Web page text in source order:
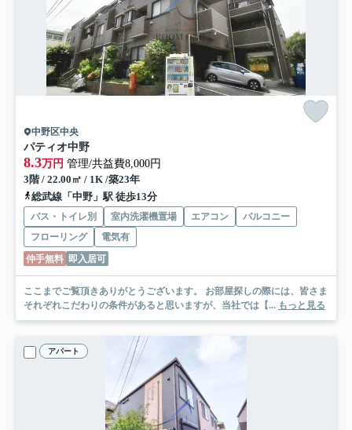
中野区中央
パティオ中野
8.3万円 管理/共益費8,000円
3階 / 22.00㎡ / 1K /築23年
総武線「中野」駅 徒歩13分
バス・トイレ別 室内洗濯機置場 エアコン
バルコニー
フローリング
電気有
仲手無料 即入居可
ここまでご覧頂きありがとうございます。 お部屋探しの際には、皆さま
それぞれこだわりの条件があると思いますが、当社では【... もっと見る
アパート